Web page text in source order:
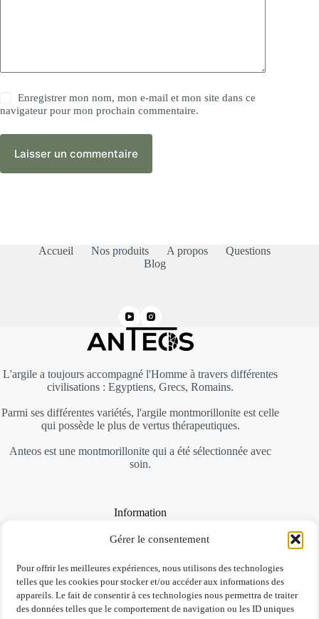
Gérer le consentement
Pour offrir les meilleures expériences, nous utilisons des technologies
telles que les cookies pour stocker et/ou accéder aux informations des
appareils. Le fait de consentir à ces technologies nous permettra de traiter
des données telles que le comportement de navigation ou les ID uniques
Enregistrer mon nom, mon e-mail et mon site dans ce
navigateur pour mon prochain commentaire.
Laisser un commentaire
Accueil Nos produits A propos
Questions
Blog
L'argile a toujours accompagné l'Homme à travers différentes
civilisations : Egyptiens, Grecs, Romains.
Parmi ses différentes variétés, l'argile montmorillonite est celle
qui possède le plus de vertus thérapeutiques.
Anteos est une montmorillonite qui a été sélectionnée avec
soin.
Information
A propos
Mentions légales et RGPD
FAQ